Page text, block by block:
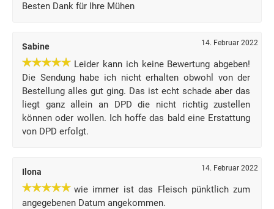
Besten Dank für Ihre Mühen
Sabine 14. Februar 2022
Leider kann ich keine Bewertung abgeben!
Die Sendung habe ich nicht erhalten obwohl von der
Bestellung alles gut ging. Das ist echt schade aber das
liegt ganz allein an DPD die nicht richtig zustellen
können oder wollen. Ich hoffe das bald eine Erstattung
von DPD erfolgt.
Ilona 14. Februar 2022
wie immer ist das Fleisch pünktlich zum
angegebenen Datum angekommen.